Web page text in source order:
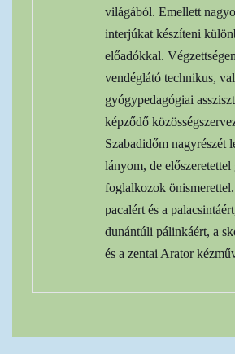
világából. Emellett
interjúkat készíteni
előadókkal.
vendéglátó technikus,
gyógypedagógiai
képződő
Szabadidőm nagyrészét
lányom, de
foglalkozok
pacalért és a
dunántúli pálinkáért, a
és a zentai Arator